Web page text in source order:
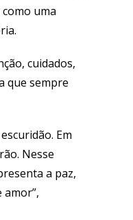
como uma
cuidados,
que sempre
Em
Nesse
a paz,